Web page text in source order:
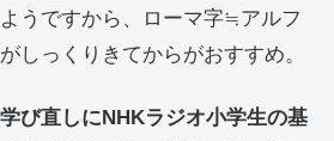
うですから、ローマ字≒アルフ
しっくりきてからがおすすめ。
び直しに NHKラジオ小学生の基